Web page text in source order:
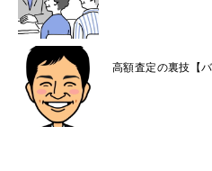
高額査定の裏技【バ